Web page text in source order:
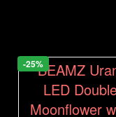
-25%